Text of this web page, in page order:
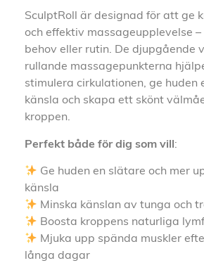
SculptRoll är designad för att ge
och effektiv massageupplevelse
behov eller rutin. De djupgående
rullande massagepunkterna
stimulera cirkulationen, ge huden
känsla och skapa ett skönt
kroppen.
Perfekt både för dig som vill :
Ge huden en slätare och mer
känsla
Minska känslan av tunga och
Boosta kroppens naturliga
Mjuka upp spända muskler
långa dagar